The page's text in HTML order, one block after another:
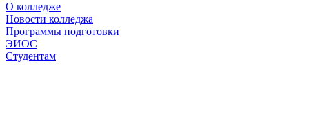
О колледже
Новости колледжа
Программы подготовки
ЭИОС
Студентам